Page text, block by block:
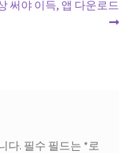
써야 이득, 앱 다운로드
다. 필수 필드는 * 로